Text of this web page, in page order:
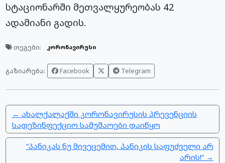
სტაციონარში მეთვალყურეობას 42
ადამიანი გადის.
თეგები: კორონავირუსი
გაზიარება: Facebook Telegram
← ახალქალაქში კორონავირუსის პრევენციის
სადეზინფექციო სამუშაოები დაიწყო
“პანიკას ნუ მივეცემით, პანიკის საფუძველი არ
არის!” →